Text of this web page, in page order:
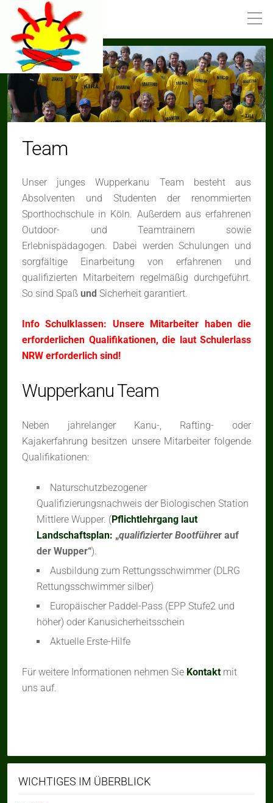
Team
Unser junges Wupperkanu Team besteht aus
Absolventen und Studenten der renommierten
Sporthochschule in Köln. Außerdem aus erfahrenen
Outdoor- und Teamtrainern sowie
Erlebnispädagogen. Dabei werden Schulungen und
sorgfältige Einarbeitung von erfahrenen und
qualifizierten Mitarbeitern regelmäßig durchgeführt.
So sind Spaß und Sicherheit garantiert.
Info Schulklassen: Unsere Mitarbeiter haben die
erforderlichen Qualifikationen, die laut Schulerlass
NRW erforderlich sind!
Wupperkanu Team
Neben jahrelanger Kanu-, Rafting- oder
Kajakerfahrung besitzen unsere Mitarbeiter folgende
Qualifikationen:
Naturschutzbezogener
Qualifizierungsnachweis der Biologischen Station
Mittlere Wupper. ( Pflichtlehrgang laut
Landschaftsplan: „qualifizierter Bootführer auf
der Wupper“).
Ausbildung zum Rettungsschwimmer (DLRG
Rettungsschwimmer silber)
Europäischer Paddel-Pass (EPP Stufe2 und
höher) oder Kanusicherheitsschein
Aktuelle Erste-Hilfe
Für weitere Informationen nehmen Sie Kontakt mit
uns auf.
WICHTIGES IM ÜBERBLICK